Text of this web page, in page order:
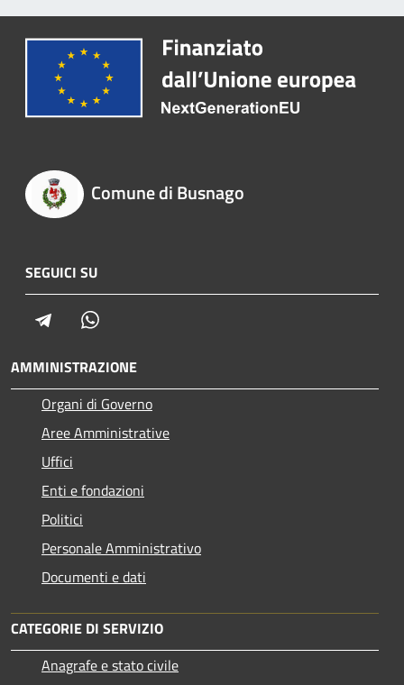
Comune di Busnago
SEGUICI SU
Telegram
AMMINISTRAZIONE
Organi di Governo
Aree Amministrative
Uffici
Enti e fondazioni
Politici
Personale Amministrativo
Documenti e dati
CATEGORIE DI SERVIZIO
Anagrafe e stato civile